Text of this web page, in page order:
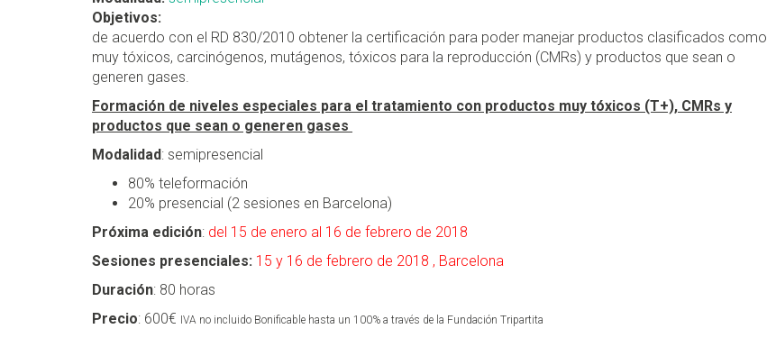
Objetivos:
de acuerdo con el RD 830/2010 obtener la certificación para poder manejar productos clasificados como
muy tóxicos, carcinógenos, mutágenos, tóxicos para la reproducción (CMRs) y productos que sean o
generen gases.
Formación de niveles especiales para el tratamiento con productos muy tóxicos (T+), CMRs y
productos que sean o generen gases
Modalidad: semipresencial
80% teleformación
20% presencial (2 sesiones en Barcelona)
Próxima edición: del 15 de enero al 16 de febrero de 2018
Sesiones presenciales: 15 y 16 de febrero de 2018 , Barcelona
Duración: 80 horas
Precio: 600€ IVA no incluido Bonificable hasta un 100% a través de la Fundación Tripartita